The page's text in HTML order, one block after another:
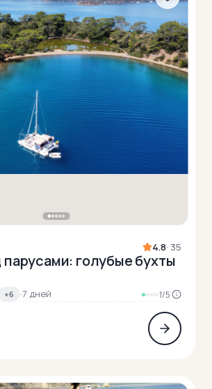
4.8· 35
голубые бухты
+6 ·7 дней 1/5